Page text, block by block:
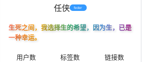
任侠 feder
生死之间，我选择生的希望，因为生，已是
一种幸运。
用户数
标签数
链接数